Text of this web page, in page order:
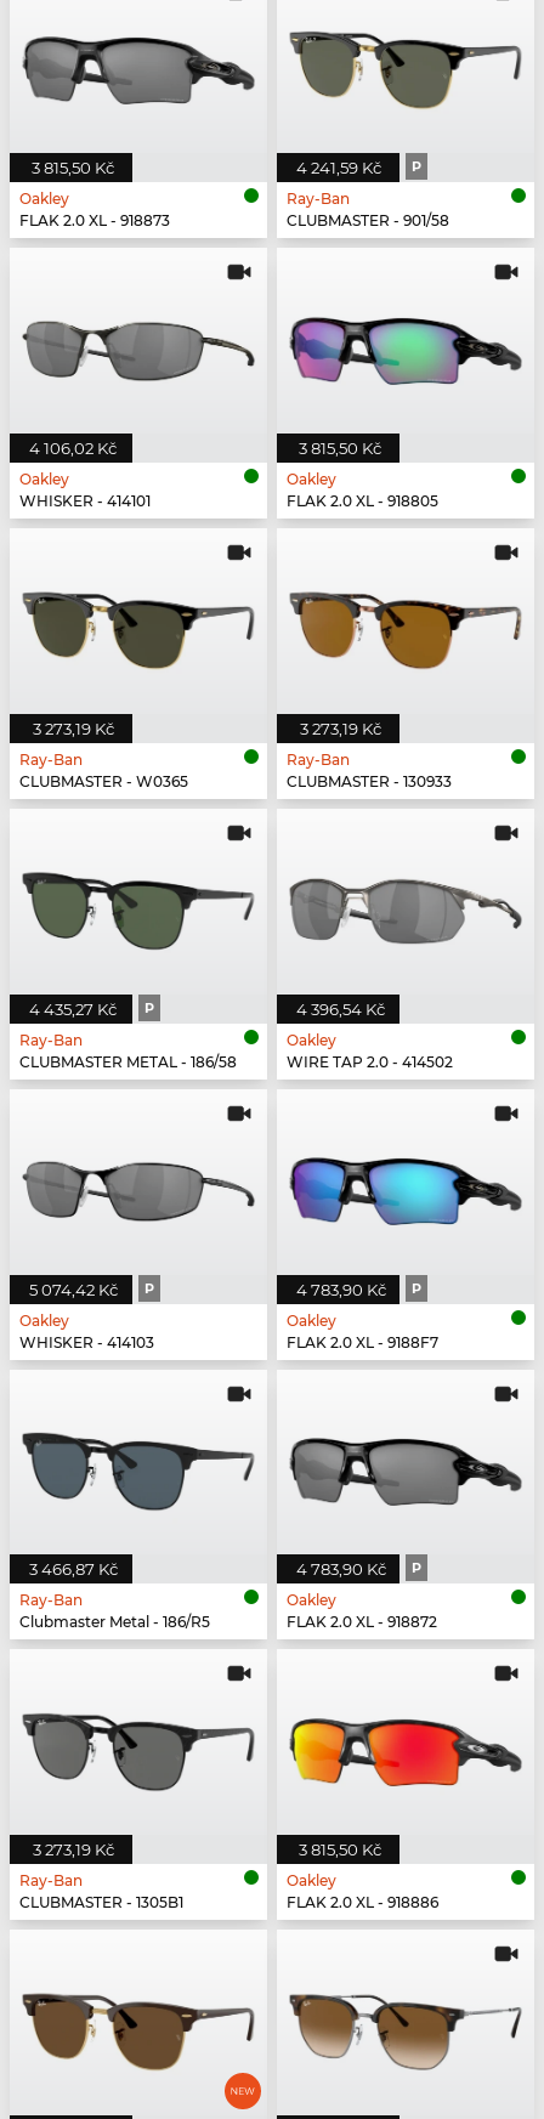
3 815,50 Kč
Oakley
FLAK 2.0 XL - 918873
4 241,59 Kč P
Ray-Ban
CLUBMASTER - 901/58
4 106,02 Kč
Oakley
WHISKER - 414101
3 815,50 Kč
Oakley
FLAK 2.0 XL - 918805
3 273,19 Kč
Ray-Ban
CLUBMASTER - W0365
3 273,19 Kč
Ray-Ban
CLUBMASTER - 130933
4 435,27 Kč P
Ray-Ban
CLUBMASTER METAL - 186/58
4 396,54 Kč
Oakley
WIRE TAP 2.0 - 414502
5 074,42 Kč P
Oakley
WHISKER - 414103
4 783,90 Kč P
Oakley
FLAK 2.0 XL - 9188F7
3 466,87 Kč
Ray-Ban
Clubmaster Metal - 186/R5
4 783,90 Kč P
Oakley
FLAK 2.0 XL - 918872
3 273,19 Kč
Ray-Ban
CLUBMASTER - 1305B1
3 815,50 Kč
Oakley
FLAK 2.0 XL - 918886